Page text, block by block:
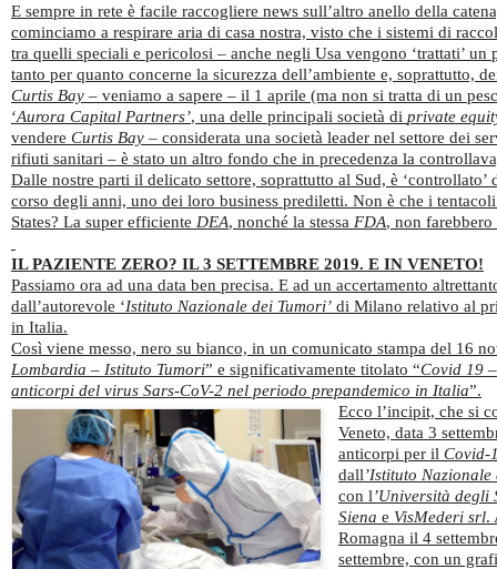
E sempre in rete è facile raccogliere news sull’altro anello della
cominciamo a respirare aria di casa nostra, visto che i sistemi di
tra quelli speciali e pericolosi – anche negli Usa vengono ‘trattati’ un
tanto per quanto concerne la sicurezza dell’ambiente e, soprattutto,
Curtis Bay – veniamo a sapere – il 1 aprile (ma non si tratta di un
‘Aurora Capital Partners’, una delle principali società di private
vendere Curtis Bay – considerata una società leader nel settore dei
rifiuti sanitari – è stato un altro fondo che in precedenza la
Dalle nostre parti il delicato settore, soprattutto al Sud, è
corso degli anni, uno dei loro business prediletti. Non è che i
States? La super efficiente DEA, nonché la stessa FDA, non
IL PAZIENTE ZERO? IL 3 SETTEMBRE 2019. E IN VENETO!
Passiamo ora ad una data ben precisa. E ad un accertamento
dall’autorevole ‘Istituto Nazionale dei Tumori’ di Milano relativo al
in Italia.
Così viene messo, nero su bianco, in un comunicato stampa del 16
Lombardia – Istituto Tumori” e significativamente titolato “Covid 19
anticorpi del virus Sars-CoV-2 nel periodo prepandemico in Italia”.
Ecco l’incipit, che si
Veneto, data 3
anticorpi per il Covid-
dall’Istituto
con l’Università
Siena e VisMederi srl.
Romagna il 4
settembre, con un